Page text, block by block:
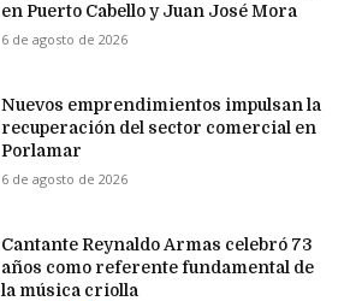
en Puerto Cabello y Juan José Mora
6 de agosto de 2026
Nuevos emprendimientos impulsan la
recuperación del sector comercial en
Porlamar
6 de agosto de 2026
Cantante Reynaldo Armas celebró 73
años como referente fundamental de
la música criolla